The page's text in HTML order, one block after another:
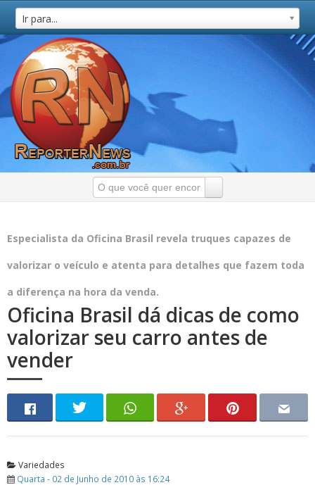
Ir para...
Especialista da Oficina Brasil revela truques capazes de
valorizar o veículo e atenta para detalhes que fazem toda
a diferença na hora da venda.
Oficina Brasil dá dicas de como
valorizar seu carro antes de
vender
Variedades
Quarta - 02 de Junho de 2010 às 16:24